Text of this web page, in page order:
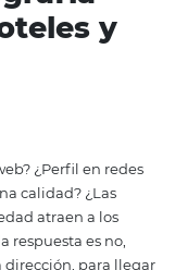
hoteles
sitio web? ¿Perfil
buena calidad?